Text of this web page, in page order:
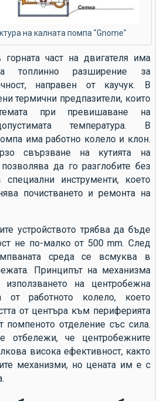
на калната помпа "Gnome"
част на двигателя има
топлинно разширение за
направен от каучук. В
термични предпазители, които
при превишаване на
температура. В
има работно колело и клон.
свързване на кутията на
да го разглобите без
специални инструменти, което
почистването и ремонта на
устройството трябва да бъде
не по-малко от 500 mm. След
среда се всмуква в
Принципът на механизма
на центробежна
от работното колело, което
от центъра към периферията
помпеното отделение със сила.
отбележи, че центробежните
висока ефективност, както
механизми, но цената им е с